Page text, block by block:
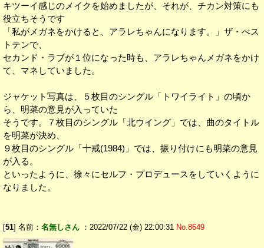
キツーイ感じのメイクを始めましたが、それが、チカン対策にも
役立ちそうです
「私がメガネをかけると、アラレちゃんになります。」ザ・べス
トテンで、
セカンド・ラブが１位になった時も、アラレちゃんメガネをかけ
て、マネしていました。
ジャケット写真は、５枚目のシングル「トワイライト」の頃か
ら、明菜の意見が入っていた
そうです。７枚目のシングル「北ウイング」では、曲のタイトル
を明菜が決め、
９枚目のシングル「十戒(1984)」では、振り付けにも明菜の意見
が入る。
といったように、徐々にセルフ・プロデュースをしていくように
なりました。
[51] 名前： 名無しさん ：2022/07/22 (金) 22:00:31 No.8649